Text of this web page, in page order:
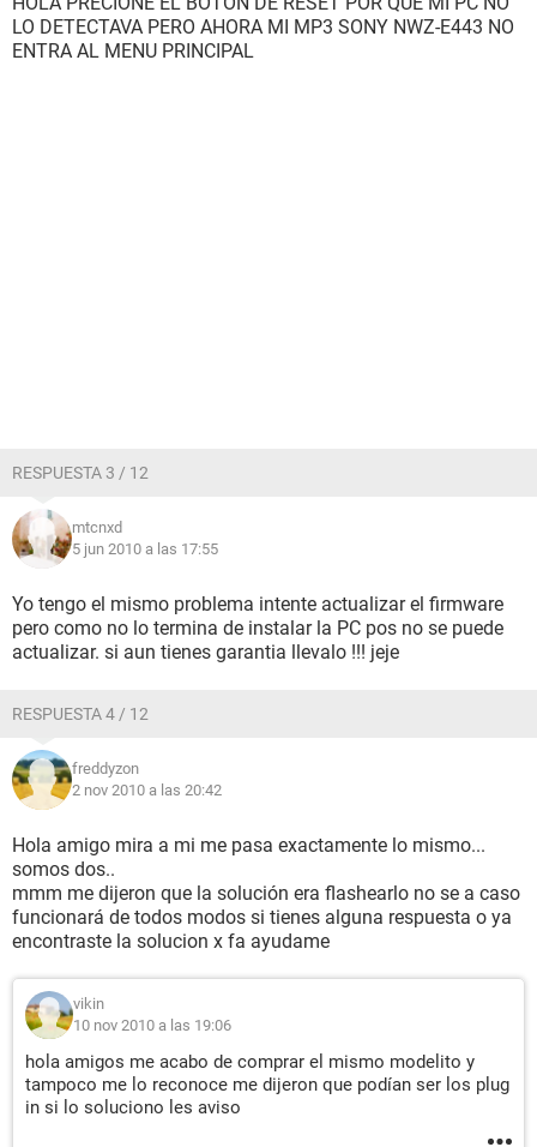
LO DETECTAVA PERO AHORA MI MP3 SONY NWZ-E443 NO
ENTRA AL MENU PRINCIPAL
RESPUESTA 3 / 12
mtcnxd
5 jun 2010 a las 17:55
Yo tengo el mismo problema intente actualizar el firmware
pero como no lo termina de instalar la PC pos no se puede
actualizar. si aun tienes garantia llevalo !!! jeje
RESPUESTA 4 / 12
freddyzon
2 nov 2010 a las 20:42
Hola amigo mira a mi me pasa exactamente lo mismo...
somos dos..
mmm me dijeron que la solución era flashearlo no se a caso
funcionará de todos modos si tienes alguna respuesta o ya
encontraste la solucion x fa ayudame
vikin
10 nov 2010 a las 19:06
hola amigos me acabo de comprar el mismo modelito y
tampoco me lo reconoce me dijeron que podían ser los plug
in si lo soluciono les aviso